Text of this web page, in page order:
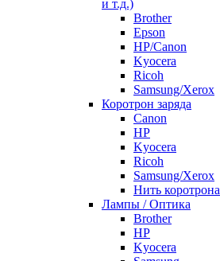
и т.д.)
Brother
Epson
HP/Canon
Kyocera
Ricoh
Samsung/Xerox
Коротрон заряда
Canon
HP
Kyocera
Ricoh
Samsung/Xerox
Нить коротрона
Лампы / Оптика
Brother
HP
Kyocera